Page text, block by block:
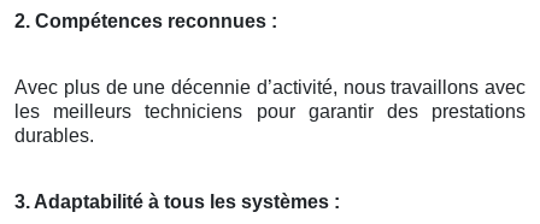
2. Compétences reconnues :
Avec plus de une décennie d’activité, nous travaillons avec
les meilleurs techniciens pour garantir des prestations
durables.
3. Adaptabilité à tous les systèmes :